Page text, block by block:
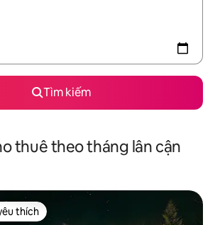
Tìm kiếm
thuê theo tháng lân cận
thích nhất
thích